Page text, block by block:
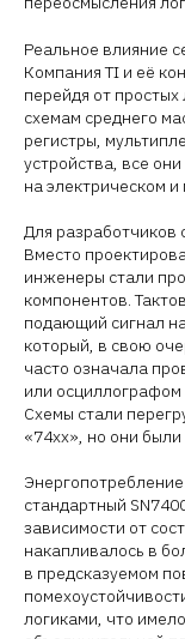
Реальное влияние
Компания TI и её
перейдя от
схемам среднего
регистры,
устройства, все
на электрическом
Для разработчиков
Вместо
инженеры стали
компонентов.
подающий сигнал
который, в свою
часто означала
или осциллографом
Схемы стали
«74xx», но они
стандартный
зависимости от
накапливалось в
в предсказуемом
логиками, что